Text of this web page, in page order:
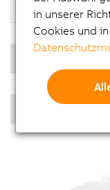
Echtzeit
Diagonalen PPC
in unserer
Cookies und